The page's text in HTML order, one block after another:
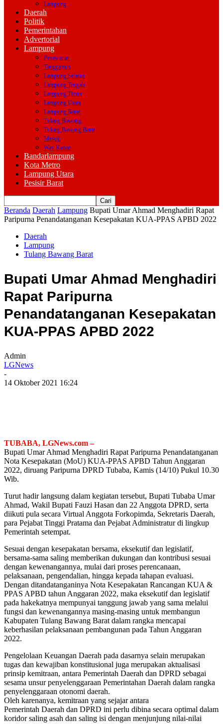
Lampung
Daerah
Politik
Pemerintahan
Advertorial
Lampung
Pesawaran
Tanggamus
Lampung Selatan
Lampung Tengah
Lampung Timur
Lampung Utara
Lampung Barat
Tulang Bawang
Tulang Bawang Barat
Mesuji
Way Kanan
Bandarlampung
Kota Metro
Lampung Utara
Pesisir Barat
Beranda Daerah Lampung Bupati Umar Ahmad Menghadiri Rapat
Paripurna Penandatanganan Kesepakatan KUA-PPAS APBD 2022
Daerah
Lampung
Tulang Bawang Barat
Bupati Umar Ahmad Menghadiri
Rapat Paripurna
Penandatanganan Kesepakatan
KUA-PPAS APBD 2022
Admin
LGNews
-
14 Oktober 2021 16:24
TUBABA, LGNews.com –
Bupati Umar Ahmad Menghadiri Rapat Paripurna Penandatanganan
Nota Kesepakatan (MoU) KUA-PPAS APBD Tahun Anggaran
2022, diruang Paripurna DPRD Tubaba, Kamis (14/10) Pukul 10.30
Wib.
Turut hadir langsung dalam kegiatan tersebut, Bupati Tubaba Umar
Ahmad, Wakil Bupati Fauzi Hasan dan 22 Anggota DPRD, serta
diikuti pula secara Virtual Anggota Forkopimda, Sekretaris Daerah,
para Pejabat Tinggi Pratama dan Pejabat Administratur di lingkup
Pemerintah setempat.
Sesuai dengan kesepakatan bersama, eksekutif dan legislatif,
bersama-sama saling memberikan dukungan dan kontribusi sesuai
dengan kewenangannya, mulai dari proses perencanaan,
pelaksanaan, pengendalian, hingga kepada tahapan evaluasi.
Dengan ditandatanganinya Nota Kesepakatan Rancangan KUA &
PPAS APBD tahun Anggaran 2022, maka eksekutif dan legislatif
pada hakekatnya mempunyai tanggung jawab yang sama melalui
fungsi dan kewenangannya masing-masing untuk membangun
Kabupaten Tulang Bawang Barat dalam rangka mencapai
keberhasilan pelaksanaan pembangunan pada Tahun Anggaran
2022.
Pengelolaan Keuangan Daerah pada dasarnya selain merupakan
tugas dan kewajiban konstitusional juga merupakan aktualisasi
prinsip kemitraan, antara Pemerintah Daerah dan DPRD sebagai
sesama unsur penyelenggaraan Pemerintahan Daerah dalam rangka
penyelenggaraan otonomi daerah.
Oleh karenanya, kemitraan yang sejajar antara
Pemerintah Daerah dan DPRD ini perlu dibina secara optimal dalam
koridor saling asah dan saling isi dengan menjunjung nilai-nilai